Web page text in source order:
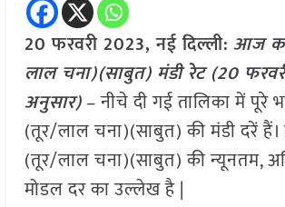
20 फरवरी 2023, नई दिल्ली: आज
लाल चना)(साबुत) मंडी रेट (20
अनुसार)– नीचे दी गई तालिका में पूरे
(तूर/लाल चना)(साबुत) की मंडी दरें
(तूर/लाल चना)(साबुत) की न्यूनतम,
मोडल दर का उल्लेख है |